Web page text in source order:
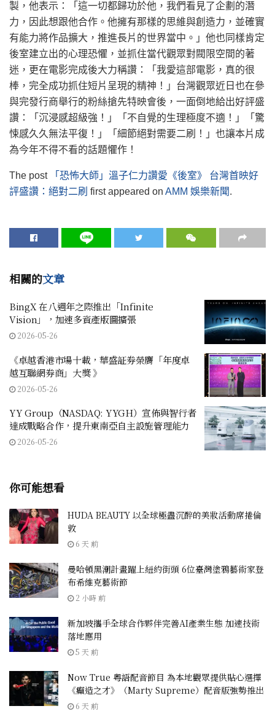
製，他表示：「這一切都歸功於他，我們看見了企劃的潛
力，因此想跟他合作。他擁有那樣的思維與創造力，並確實
有能力將作品擴大，推進長片的世界當中。」他也同樣肯定
後室建立出的心理恐懼，並抓住當代觀眾對閥限空間的著
迷，更在電影完成後大力稱讚：「我愛這部電影，真的很
棒，完全成功抓住短片呈現的精神！」台灣觀眾近日也在參
與完發行商舉行的粉絲搶先特映會後，一面倒地給出好評盛
讚：「沉浸感超級強！」「不自覺的生理極度不適！」「驚
悚感久久無法平復！」「細節絕對需要二刷！」也讓本片成
為今年不得不看的話題懼作！
The post
「恐怖大師」溫子仁力讚愛《後室》 台灣首映好
評盛讚：絕對二刷 first appeared on AMM 娛樂新聞.
相關的文章
BingX 在八週年之際推出「Infinite
Vision」，加速多資產版圖擴張
2026-05-26
《卓越香港市場十載，華盛証券榮膺「年度卓
越互聯網券商」大獎 》
2026-05-26
YY Group（NASDAQ: YYGH）宣佈與智行者
達成戰略合作，提升東南亞自主設施管理能力
2026-05-26
你可能想看
HUDA BEAUTY 以全球極盡沉醉的美妝活動席捲倫
敦
6 天 前
曼哈頓黑潮計畫躍上紐約街頭 6位臺灣塗鴉藝術家登
布希維克藝術節
2 小時 前
新加坡攜手全球合作夥伴完善AI產業生態 加速技術
落地應用
5 天 前
Now True 粵語配音節目 為本地觀眾提供貼心選擇
《癲造之才》（Marty Supreme）配音版強勢推出
6 天 前